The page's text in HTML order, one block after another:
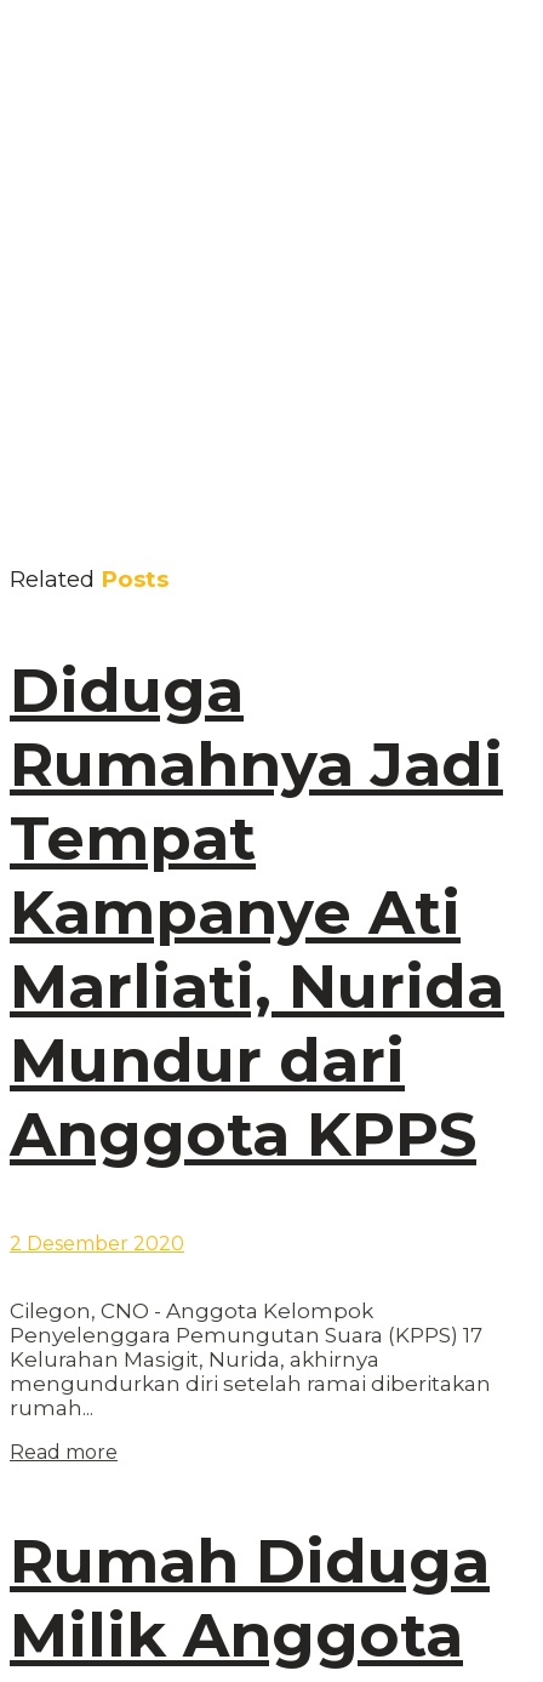
Related Posts
Diduga
Rumahnya Jadi
Tempat
Kampanye Ati
Marliati, Nurida
Mundur dari
Anggota KPPS
2 Desember 2020
Cilegon, CNO - Anggota Kelompok
Penyelenggara Pemungutan Suara (KPPS) 17
Kelurahan Masigit, Nurida, akhirnya
mengundurkan diri setelah ramai diberitakan
rumah...
Read more
Rumah Diduga
Milik Anggota